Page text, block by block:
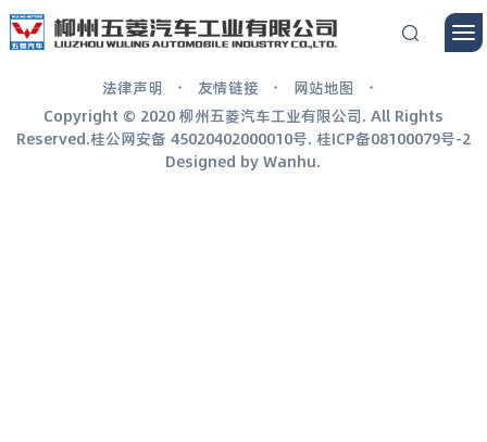
法律声明 友情链接
网站地图
Copyright © 2020 柳州五菱汽车工业有限公司. All Rights
Reserved.桂公网安备 45020402000010号. 桂ICP备08100079号-2
Designed byWanhu.